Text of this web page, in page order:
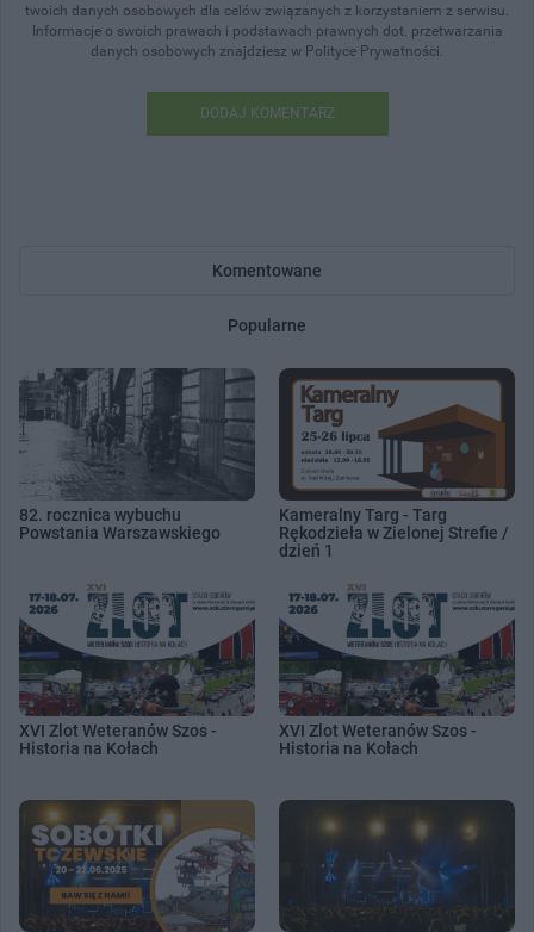
twoich danych osobowych dla celów związanych z korzystaniem z serwisu.
Informacje o swoich prawach i podstawach prawnych dot. przetwarzania
danych osobowych znajdziesz w Polityce Prywatności.
DODAJ KOMENTARZ
Komentowane
Popularne
82. rocznica wybuchu
Powstania Warszawskiego
Kameralny Targ - Targ
Rękodzieła w Zielonej Strefie /
dzień 1
XVI Zlot Weteranów Szos -
Historia na Kołach
XVI Zlot Weteranów Szos -
Historia na Kołach